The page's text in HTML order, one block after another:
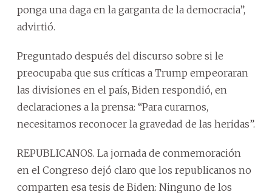
ponga una daga en la garganta de la democracia”,
advirtió.
Preguntado después del discurso sobre si le
preocupaba que sus críticas a Trump empeoraran
las divisiones en el país, Biden respondió, en
declaraciones a la prensa: “Para curarnos,
necesitamos reconocer la gravedad de las heridas”.
REPUBLICANOS. La jornada de conmemoración
en el Congreso dejó claro que los republicanos no
comparten esa tesis de Biden: Ninguno de los